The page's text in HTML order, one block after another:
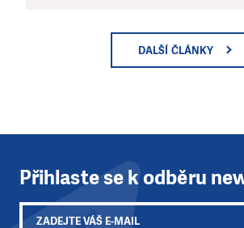
DALŠÍ ČLÁNKY
Přihlaste se k odběru